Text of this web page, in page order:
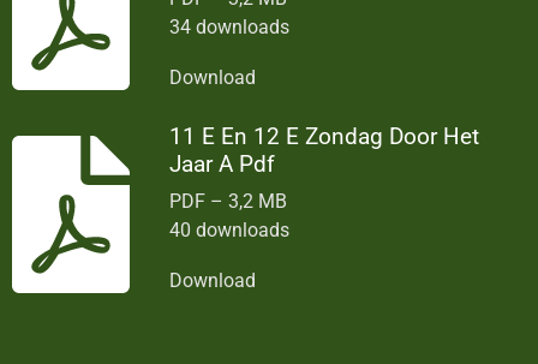
34 downloads
Download
11 E En 12 E Zondag Door Het
Jaar A Pdf
PDF – 3,2 MB
40 downloads
Download